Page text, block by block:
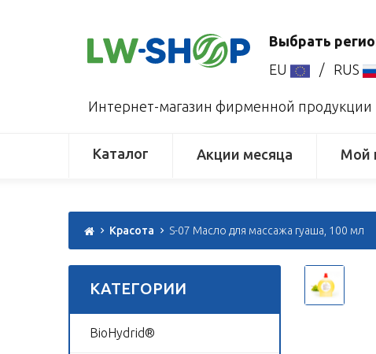
Выбрать
EU
/ RUS
Интернет-магазин фирменной продукции
Каталог Акции месяца Мой
Красота S-07 Масло для массажа гуаша, 100 мл
КАТЕГОРИИ
BioHydrid®